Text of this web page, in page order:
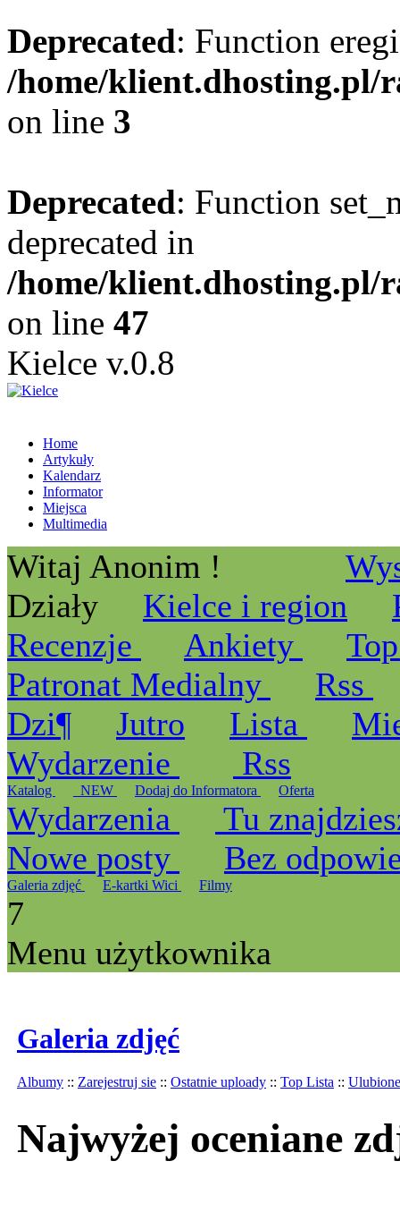
Deprecated: Function
/home/klient.dhosting.pl/
on line 3
Deprecated: Function
deprecated in
/home/klient.dhosting.pl/
on line 47
Kielce v.0.8
Home
Artykuły
Kalendarz
Informator
Miejsca
Multimedia
Witaj Anonim !
Działy
Kielce i region
Recenzje
Ankiety
Patronat Medialny
Rss
Dzi¶
Jutro Lista
Wydarzenie
Rss
Katalog _NEW Dodaj do Informatora Oferta
Wydarzenia
Tu
Nowe posty
Bez
Galeria zdjęć E-kartki Wici Filmy
7
Menu użytkownika
Galeria zdjęć
Albumy :: Zarejestruj sie :: Ostatnie uploady :: Top Lista :: Ulubione
Najwyżej oceniane